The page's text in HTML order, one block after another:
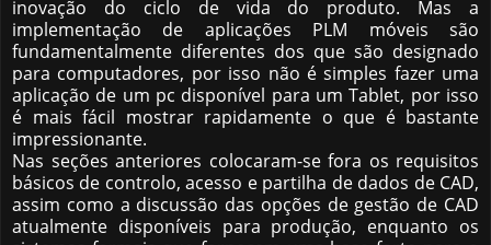
inovação do ciclo de vida do produto. Mas a
implementação de aplicações PLM móveis são
fundamentalmente diferentes dos que são designado
para computadores, por isso não é simples fazer uma
aplicação de um pc disponível para um Tablet, por isso
é mais fácil mostrar rapidamente o que é bastante
impressionante.
Nas seções anteriores colocaram-se fora os requisitos
básicos de controlo, acesso e partilha de dados de CAD,
assim como a discussão das opções de gestão de CAD
atualmente disponíveis para produção, enquanto os